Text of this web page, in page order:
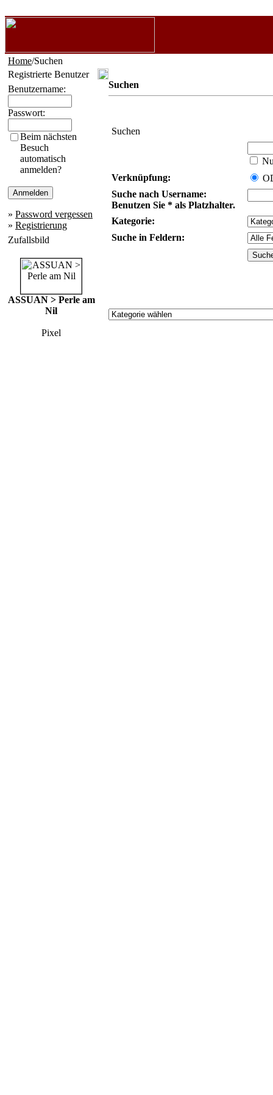
Home/Suchen
Registrierte Benutzer
Benutzername:
Passwort:
Beim nächsten
Besuch
automatisch
anmelden?
» Password vergessen
» Registrierung
Zufallsbild
ASSUAN > Perle am
Nil
Pixel
Suchen
Suchen
Verknüpfung:
Suche nach Username:
Benutzen Sie * als Platzhalter.
Kategorie:
Suche in Feldern: